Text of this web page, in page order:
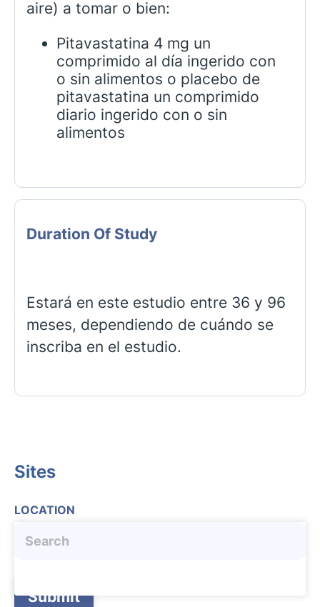
aire) a tomar o bien:
Pitavastatina 4 mg un
comprimido al día ingerido con
o sin alimentos o placebo de
pitavastatina un comprimido
diario ingerido con o sin
alimentos
Duration Of Study
Estará en este estudio entre 36 y 96
meses, dependiendo de cuándo se
inscriba en el estudio.
Sites
LOCATION
Submit